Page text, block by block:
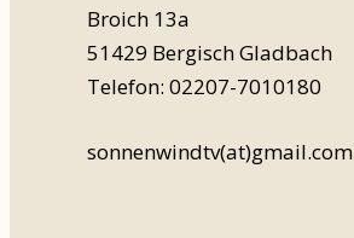
Broich 13a
51429 Bergisch Gladbach
Telefon: 02207-7010180
sonnenwindtv(at)gmail.com